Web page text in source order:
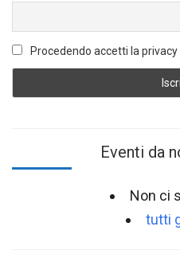
Procedendo accetti la privacy
Eventi da
Non ci
tutti